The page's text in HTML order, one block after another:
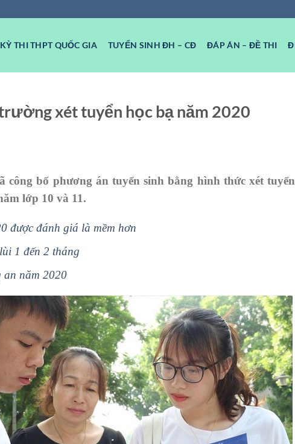
KỲ THI THPT QUỐC GIA TUYỂN SINH ĐH – CĐ ĐÁP ÁN – ĐỀ THI
xét tuyển học bạ năm 2020
công bố phương án tuyển sinh bằng hình thức xét
lớp 10 và 11.
được đánh giá là mềm hơn
1 đến 2 tháng
an năm 2020